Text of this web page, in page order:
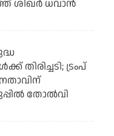
ശിഖര്‍ ധവാന്‍
തിരിച്ചടി; ട്രംപ്
തോല്‍വി